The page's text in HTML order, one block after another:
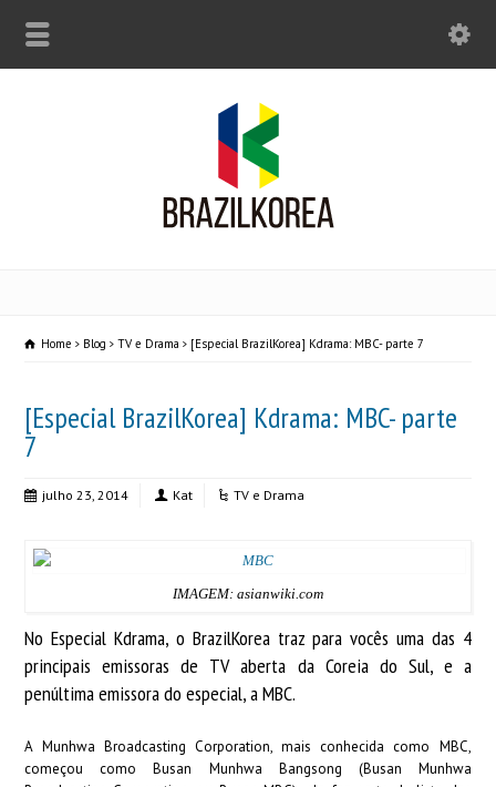
Home Blog TV e Drama [Especial BrazilKorea] Kdrama: MBC- parte 7
[Especial BrazilKorea] Kdrama: MBC- parte
7
julho 23, 2014 Kat TV e Drama
IMAGEM: asianwiki.com
No Especial Kdrama, o BrazilKorea traz para vocês uma das 4
principais emissoras de TV aberta da Coreia do Sul, e a
penúltima emissora do especial, a MBC.
A Munhwa Broadcasting Corporation, mais conhecida como MBC,
começou como Busan Munhwa Bangsong (Busan Munhwa